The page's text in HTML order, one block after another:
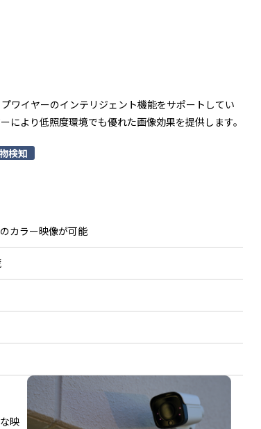
ワイヤーのインテリジェント機能をサポートしてい
により低照度環境でも優れた画像効果を提供します。
検知
カラー映像が可能
映